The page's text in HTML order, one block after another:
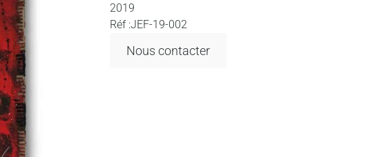
2019
Réf :JEF-19-002
Nous contacter